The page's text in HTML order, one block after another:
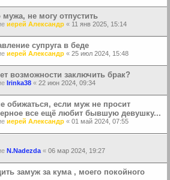
не могу отпустить
иерей Александр « 11 янв 2025, 15:14
супруга в беде
иерей Александр « 25 июл 2024, 15:48
возможности заключить брак?
Irinka38 « 22 июн 2024, 09:34
обижаться, если муж не просит
все ещё любит бывшую девушку...
иерей Александр « 01 май 2024, 07:55
N.Nadezda « 06 мар 2024, 19:27
замуж за кума , моего покойного